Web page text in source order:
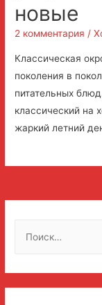
новые
2 комментария /
Классическая
поколения в
питательных
классический на
жаркий летний